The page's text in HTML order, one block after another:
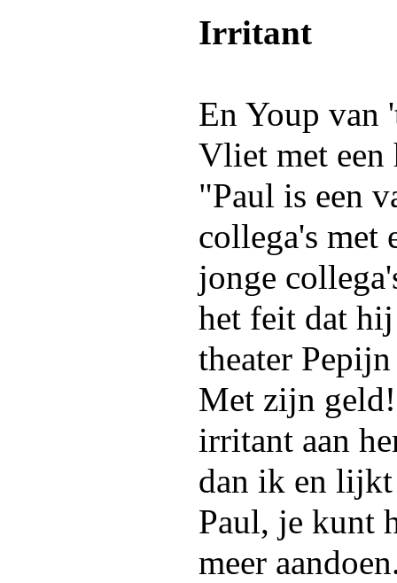
Irritant
En Youp van
Vliet met een
"Paul is een
collega's met
jonge
het feit dat
theater
Met zijn
irritant aan
dan ik en
Paul, je kunt
meer